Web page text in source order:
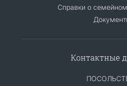
Cправки о
Контактные